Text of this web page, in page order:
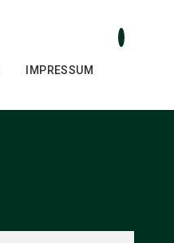
IMPRESSUM